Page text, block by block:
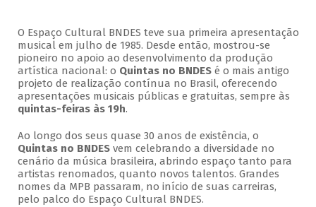
O Espaço Cultural BNDES teve sua primeira apresentação
musical em julho de 1985. Desde então, mostrou-se
pioneiro no apoio ao desenvolvimento da produção
artística nacional: o Quintas no BNDESé o mais antigo
projeto de realização contínua no Brasil, oferecendo
apresentações musicais públicas e gratuitas, sempre às
quintas-feiras às 19h.
Ao longo dos seus quase 30 anos de existência, o
Quintas no BNDESvem celebrando a diversidade no
cenário da música brasileira, abrindo espaço tanto para
artistas renomados, quanto novos talentos. Grandes
nomes da MPB passaram, no início de suas carreiras,
pelo palco do Espaço Cultural BNDES.